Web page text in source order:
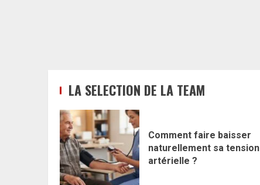
LA SELECTION DE LA TEAM
Comment faire baisser
naturellement sa tension
artérielle ?